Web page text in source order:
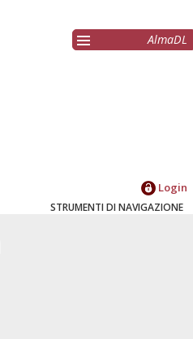
AlmaDL
Login
STRUMENTI DI NAVIGAZIONE